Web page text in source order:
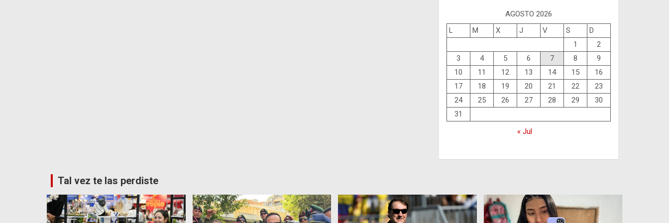
AGOSTO 2026
L
M X J V S
D
1
2
3
4 5 6 7 8
9
10
11 12 13 14 15
16
17
18 19 20 21 22
23
24
25 26 27 28 29
30
31
« Jul
Tal vez te las perdiste